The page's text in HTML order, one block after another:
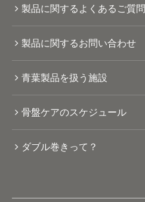
製品に関するよくあるご質問
製品に関するお問い合わせ
青葉製品を扱う施設
骨盤ケアのスケジュール
ダブル巻きって？